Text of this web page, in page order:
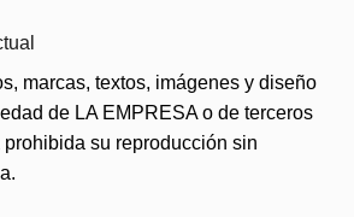
marcas, textos, imágenes y diseño
de LA EMPRESA o de terceros
su reproducción sin